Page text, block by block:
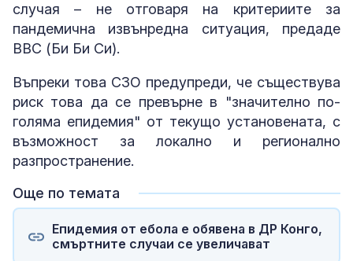
случая – не отговаря на критериите за
пандемична извънредна ситуация, предаде
BBC (Би Би Си).
Въпреки това СЗО предупреди, че съществува
риск това да се превърне в "значително по-
голяма епидемия" от текущо установената, с
възможност за локално и регионално
разпространение.
Още по темата
Епидемия от ебола е обявена в ДР Конго,
смъртните случаи се увеличават